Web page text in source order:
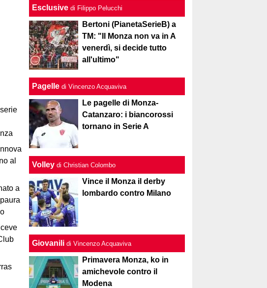
al
a
Esclusive di Filippo Pelucchi
Bertoni (PianetaSerieB) a
TM: "Il Monza non va in A
venerdì, si decide tutto
all'ultimo"
Pagelle di Vincenzo Acquaviva
Le pagelle di Monza-
Catanzaro: i biancorossi
tornano in Serie A
Volley di Christian Colombo
Vince il Monza il derby
lombardo contro Milano
Giovanili di Vincenzo Acquaviva
Primavera Monza, ko in
amichevole contro il
Modena